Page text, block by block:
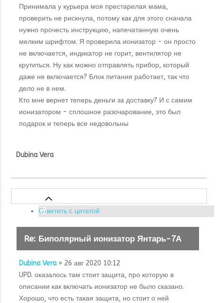
Принимала у курьера моя престарелая мама,
проверить не рискнула, потому как для этого сначала
нужно прочесть инструкцию, напечатанную очень
мелким шрифтом. Я проверила ионизатор - он просто
не включается, индикатор не горит, вентилятор не
крутиться. Ну как можно отправлять прибор, который
даже не включается? Блок питания работает, так что
дело не в нем.
Кто мне вернет теперь деньги за доставку? И с самим
ионизатором - сплошное разочарование, это был
подарок и теперь все недовольны
Dubina Vera
Ответить с цитатой
Re: Биполярный ионизатор Янтарь-7А
Dubina Vera» 26 авг 2020 10:12
UPD. оказалось там стоит защита, про которую в
описании как включать ионизатор не было сказано.
Хорошо, что есть такая защита, но стоит о ней